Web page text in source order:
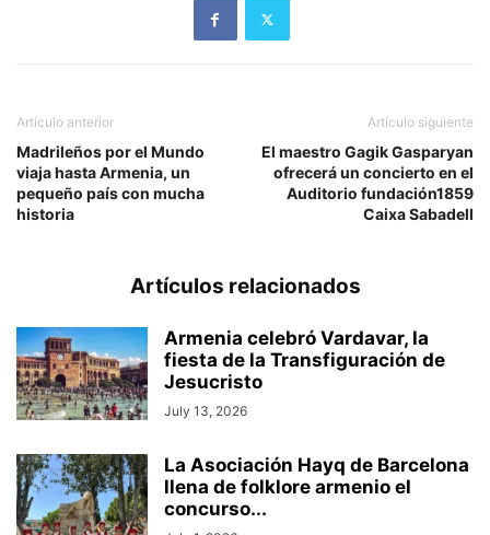
Artículo anterior
Madrileños por el Mundo
viaja hasta Armenia, un
pequeño país con mucha
historia
Artículo siguiente
El maestro Gagik Gasparyan
ofrecerá un concierto en el
Auditorio fundación1859
Caixa Sabadell
Artículos relacionados
Armenia celebró Vardavar, la
fiesta de la Transfiguración de
Jesucristo
July 13, 2026
La Asociación Hayq de Barcelona
llena de folklore armenio el
concurso...